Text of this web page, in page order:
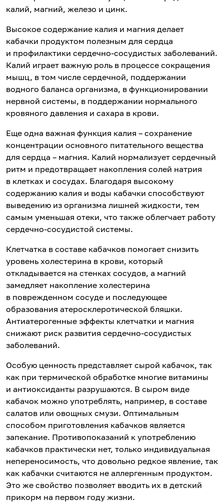
калий, магний, железо и цинк.
Высокое содержание калия и магния делает
кабачки продуктом полезным для сердца
и профилактики сердечно-сосудистых заболеваний.
Калий играет важную роль в процессе сокращения
мышц, в том числе сердечной, поддержании
водного баланса организма, в функционировании
нервной системы, в поддержании нормального
кровяного давления и сахара в крови.
Еще одна важная функция калия – сохранение
концентрации основного питательного вещества
для сердца – магния. Калий нормализует сердечный
ритм и предотвращает накопления солей натрия
в клетках и сосудах. Благодаря высокому
содержанию калия и воды кабачки способствуют
выведению из организма лишней жидкости, тем
самым уменьшая отеки, что также облегчает работу
сердечно-сосудистой системы.
Клетчатка в составе кабачков помогает снизить
уровень холестерина в крови, который
откладывается на стенках сосудов, а магний
замедляет накопление холестерина
в поврежденном сосуде и последующее
образования атеросклеротической бляшки.
Антиатерогенные эффекты клетчатки и магния
снижают риск развития сердечно-сосудистых
заболеваний.
Особую ценность представляет сырой кабачок, так
как при термической обработке многие витамины
и антиоксиданты разрушаются. В сыром виде
кабачок можно употреблять, например, в составе
салатов или овощных смузи. Оптимальным
способом приготовления кабачков является
запекание. Противопоказаний к употреблению
кабачков практически нет, только индивидуальная
непереносимость, что довольно редкое явление, так
как кабачки считаются не аллергенным продуктом.
Это же свойство позволяет вводить их в детский
прикорм на первом году жизни.